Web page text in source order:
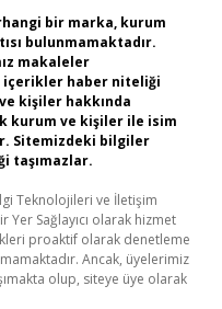
bir marka, kurum
bulunmamaktadır.
makaleler
içerikler haber niteliği
kişiler hakkında
kurum ve kişiler ile isim
Sitemizdeki bilgiler
taşımazlar.
Teknolojileri ve İletişim
Yer Sağlayıcı olarak hizmet
proaktif olarak denetleme
Ancak, üyelerimiz
olup, siteye üye olarak